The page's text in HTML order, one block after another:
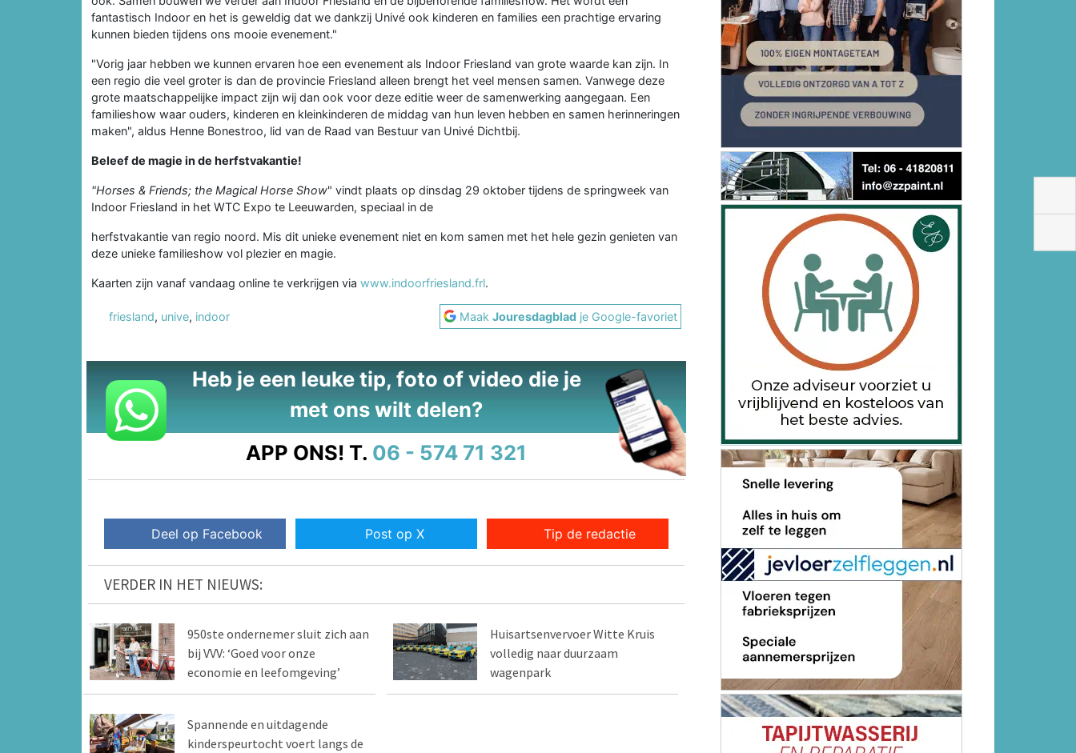
fantastisch Indoor en het is geweldig dat we dankzij Univé ook kinderen en families een prachtige ervaring
kunnen bieden tijdens ons mooie evenement."
"Vorig jaar hebben we kunnen ervaren hoe een evenement als Indoor Friesland van grote waarde kan zijn. In
een regio die veel groter is dan de provincie Friesland alleen brengt het veel mensen samen. Vanwege deze
grote maatschappelijke impact zijn wij dan ook voor deze editie weer de samenwerking aangegaan. Een
familieshow waar ouders, kinderen en kleinkinderen de middag van hun leven hebben en samen herinneringen
maken", aldus Henne Bonestroo, lid van de Raad van Bestuur van Univé Dichtbij.
Beleef de magie in de herfstvakantie!
"Horses & Friends; the Magical Horse Show" vindt plaats op dinsdag 29 oktober tijdens de springweek van
Indoor Friesland in het WTC Expo te Leeuwarden, speciaal in de
herfstvakantie van regio noord. Mis dit unieke evenement niet en kom samen met het hele gezin genieten van
deze unieke familieshow vol plezier en magie.
Kaarten zijn vanaf vandaag online te verkrijgen via www.indoorfriesland.frl.
friesland, unive, indoor MaakJouresdagblad je Google-favoriet
Heb je een leuke tip, foto of video die je
met ons wilt delen?
APP ONS! T. 06 - 574 71 321
Deel op Facebook Post op X Tip de redactie
VERDER IN HET NIEUWS:
950ste ondernemer sluit zich aan
bij VVV: ‘Goed voor onze
economie en leefomgeving’
Huisartsenvervoer Witte Kruis
volledig naar duurzaam
wagenpark
Spannende en uitdagende
kinderspeurtocht voert langs de